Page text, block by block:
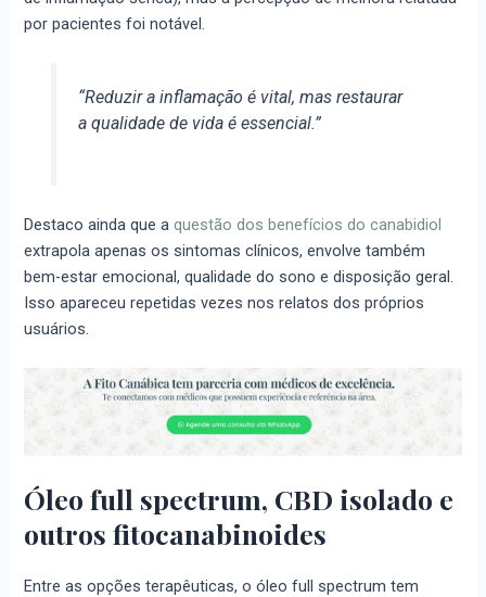
por pacientes foi notável.
“Reduzir a inflamação é vital, mas restaurar
a qualidade de vida é essencial.”
Destaco ainda que aquestão dos benefícios do canabidiol
extrapola apenas os sintomas clínicos, envolve também
bem-estar emocional, qualidade do sono e disposição geral.
Isso apareceu repetidas vezes nos relatos dos próprios
usuários.
Óleo full spectrum, CBD isolado e
outros fitocanabinoides
Entre as opções terapêuticas, o óleo full spectrum tem